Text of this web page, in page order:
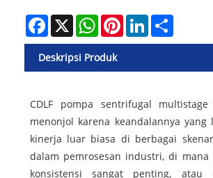
Facebook
X WhatsAppPinterestLinkedIn
Deskripsi Produk
CDLF pompa sentrifugal
menonjol karena keandalannya
kinerja luar biasa di berbagai
dalam pemrosesan industri, di mana
konsistensi sangat penting, atau